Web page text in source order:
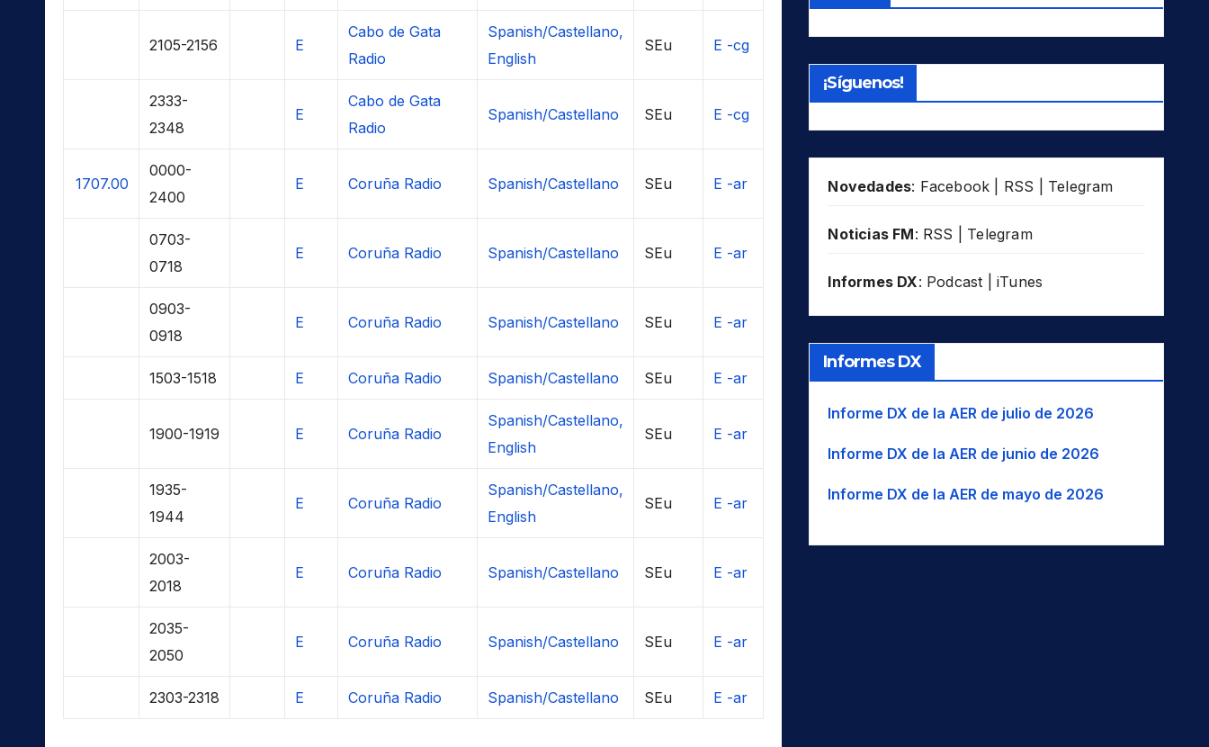
2105-2156 E
Cabo de Gata
Radio
Spanish/Castellano,
English
SEu E -cg
2333-
2348
E
Cabo de Gata
Radio
Spanish/Castellano SEu E -cg
1707.00
0000-
2400
E Coruña Radio Spanish/Castellano SEu E -ar
0703-
0718
E Coruña Radio Spanish/Castellano SEu E -ar
0903-
0918
E Coruña Radio Spanish/Castellano SEu E -ar
1503-1518 E Coruña Radio Spanish/Castellano SEu E -ar
1900-1919 E Coruña Radio
Spanish/Castellano,
English
SEu E -ar
1935-
1944
E Coruña Radio
Spanish/Castellano,
English
SEu E -ar
2003-
2018
E Coruña Radio Spanish/Castellano SEu E -ar
2035-
2050
E Coruña Radio Spanish/Castellano SEu E -ar
2303-2318 E Coruña Radio Spanish/Castellano SEu E -ar
¡Síguenos!
Novedades: Facebook RSS Telegram
Noticias FM: RSS Telegram
Informes DX: Podcast iTunes
Informes DX
Informe DX de la AER de julio de 2026
Informe DX de la AER de junio de 2026
Informe DX de la AER de mayo de 2026